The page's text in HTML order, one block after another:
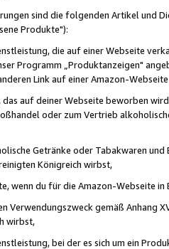
sind die folgenden Artikel und
Produkte"):
die auf einer Webseite
Programm „Produktanzeigen"
Link auf einer Amazon-
auf deiner Webseite beworben
oder zum Vertrieb
Getränke oder Tabakwaren
Königreich wirbst,
wenn du für die Amazon-Webseite in
Verwendungszweck gemäß Anhang
wirbst,
bei der es sich um ein